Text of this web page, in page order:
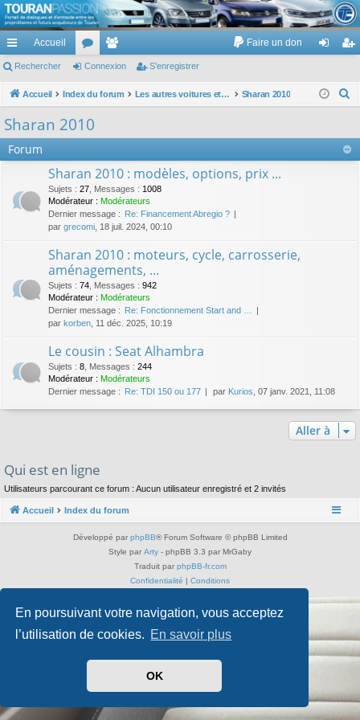
En poursuivant votre navigation, vous acceptez
l’utilisation de cookies. En savoir plus
OK
TouranPassion
Le forum des propriétaires ou futurs acquéreurs du Volkswagen Touran
cc
ès
pi
de
Accueil
or
u
s
e
m
es
Faire un don
ne
on
nr
ist
re
Rechercher Connexion S’enregistrer
Accueil Index du forum Les autres voitures et ce qui touche à la voiture Sharan 2010
Sharan 2010
Forum
Sharan 2010 : modèles, options, prix ...
Sujets : 27 Messages : 1008
Modérateur : Modérateurs
Dernier message : Re: Financement Abregio ?
par grecomi , 18 juil. 2024, 00:10
Sharan 2010 : moteurs, cycle, carrosserie,
aménagements, ...
Sujets : 74 Messages : 942
Modérateur : Modérateurs
Dernier message : Re: Fonctionnement Start and …
par korben , 11 déc. 2025, 10:19
Le cousin : Seat Alhambra
Sujets : 8 Messages : 244
Modérateur : Modérateurs
Dernier message : Re: TDI 150 ou 177 par Kurios , 07 janv. 2021, 11:08
Aller à
Qui est en ligne
Utilisateurs parcourant ce forum : Aucun utilisateur enregistré et 2 invités
Accueil Index du forum
Développé par phpBB® Forum Software © phpBB Limited
Style par Arty - phpBB 3.3 par MrGaby
Traduit par phpBB-fr.com
Confidentialité | Conditions